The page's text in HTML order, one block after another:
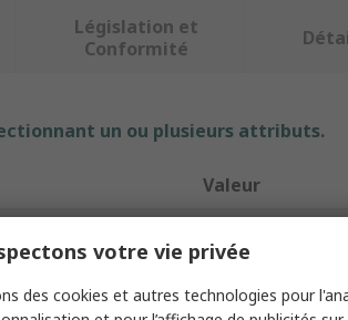
Législation et
Conformité
un ou plusieurs attributs.
Valeur
votre vie privée
des cookies et autres technologies pour